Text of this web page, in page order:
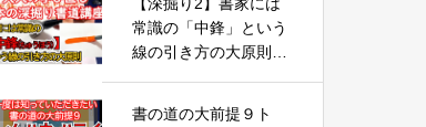
常識の「中鋒」という
線の引き方の大原則
書の道の大前提９ト